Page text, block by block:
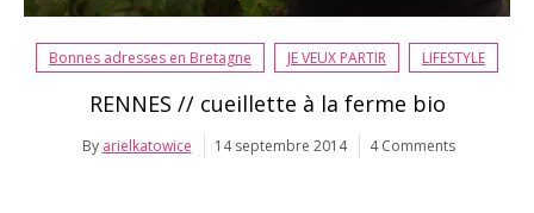
Bonnes adresses en Bretagne JE VEUX PARTIR LIFESTYLE
RENNES // cueillette à la ferme bio
By arielkatowice 14 septembre 2014 4 Comments